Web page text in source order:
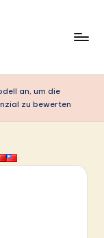
an, um die
zu bewerten